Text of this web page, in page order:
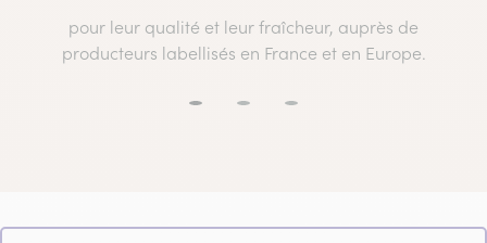
pour leur qualité et leur fraîcheur, auprès de
producteurs labellisés en France et en Europe.